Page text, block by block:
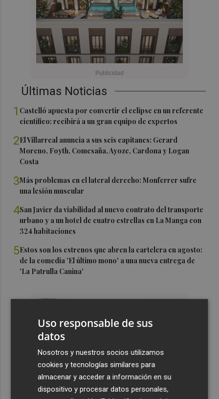
Últimas Noticias
1 Castelló apuesta por convertir el eclipse en un referente
científico: recibirá a un gran equipo de expertos
2El Villarreal anuncia a sus seis capitanes: Gerard
Moreno, Foyth, Comesaña, Ayoze, Cardona y Logan
Costa
3Más problemas en el lateral derecho: Monferrer sufre
una lesión muscular
4San Javier da viabilidad al nuevo contrato del transporte
urbano y a un hotel de cuatro estrellas en La Manga con
324 habitaciones
5Estos son los estrenos que abren la cartelera en agosto:
de la comedia 'El último mono' a una nueva entrega de
'La Patrulla Canina'
Uso responsable de sus
datos
Nosotros y nuestros socios utilizamos
cookies y tecnologías similares para
almacenar y acceder a información en su
dispositivo y procesar datos personales,